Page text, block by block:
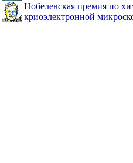
Нобелевская премия по
криоэлектронной